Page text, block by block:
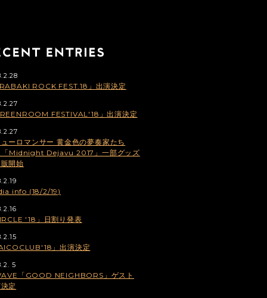
ROCK FEST.18」出演決定
FESTIVAL'18」出演決定
ューロマンサー 黄金色の夢奏家たち
Midnight Dejavu 2017」一部グッズ
開始
info (18/2/19)
'18」日割り発表
」出演決定
5
「GOOD NEIGHBORS」ゲスト
定